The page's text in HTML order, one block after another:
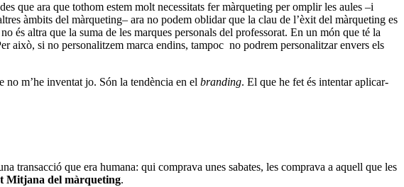
que ara que tothom estem molt necessitats fer màrqueting per omplir les aules –i
àmbits del màrqueting– ara no podem oblidar que la clau de l’èxit del màrqueting es
és altra que la suma de les marques personals del professorat. En un món que té la
això, si no personalitzem marca endins, tampoc no podrem personalitzar envers els
no m’he inventat jo. Són la tendència en el branding. El que he fet és intentar aplicar-
que era humana: qui comprava unes sabates, les comprava a aquell que les
Mitjana del màrqueting.